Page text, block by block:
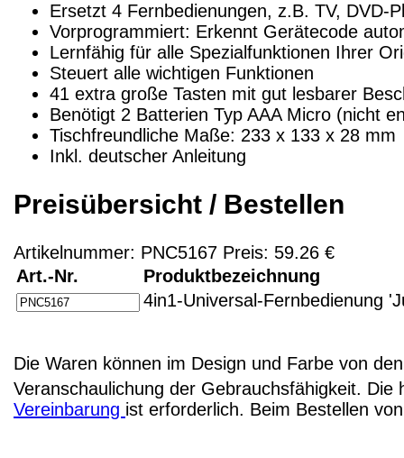
Ersetzt 4 Fernbedienungen, z.B. TV, DVD-
Vorprogrammiert: Erkennt Gerätecode
Lernfähig für alle Spezialfunktionen Ihrer
Steuert alle wichtigen Funktionen
41 extra große Tasten mit gut lesbarer
Benötigt 2 Batterien Typ AAA Micro (nicht
Tischfreundliche Maße: 233 x 133 x 28 mm
Inkl. deutscher Anleitung
Preisübersicht / Bestellen
Artikelnummer: PNC5167 Preis: 59.26 €
Art.-Nr.
Produktbezeichnung
4in1-Universal-Fernbedienung
Die Waren können im Design und Farbe von
Veranschaulichung der Gebrauchsfähigkeit.
Vereinbarung ist erforderlich. Beim Bestellen